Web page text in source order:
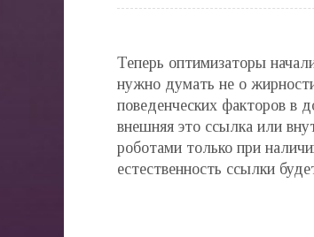
Теперь оптимизаторы
нужно думать не о
поведенческих факторов в
внешняя это ссылка или
роботами только при
естественность ссылки